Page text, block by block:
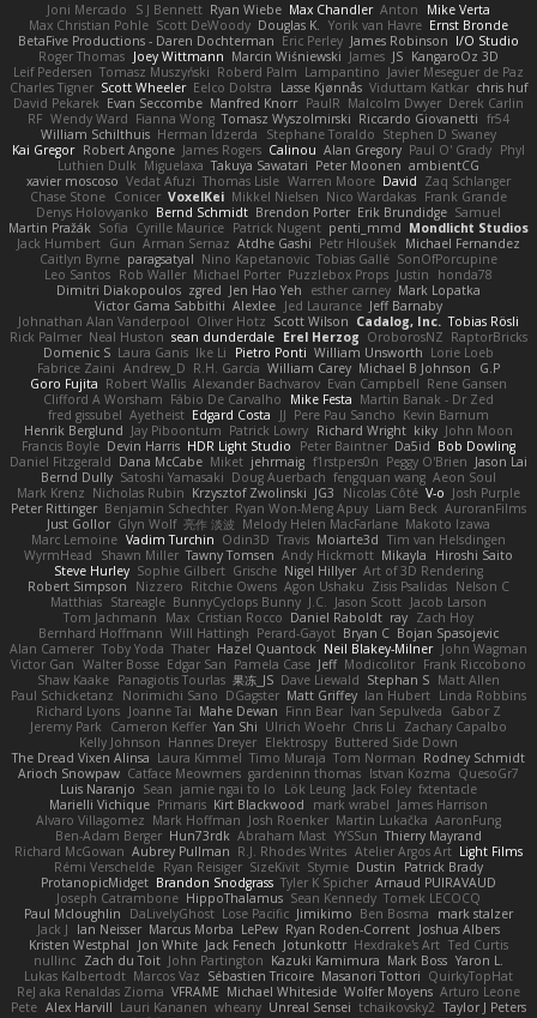
Joni Mercado S J Bennett Ryan Wiebe Max Chandler Anton
Mike Verta
Max Christian Pohle Scott DeWoody Douglas K. Yorik van Havre Ernst Bronde
BetaFive Productions - Daren Dochterman Eric Perley James Robinson I/O Studio
Roger Thomas Joey Wittmann Marcin Wiśniewski James JS KangaroOz 3D
Leif Pedersen Tomasz Muszyński Roberd Palm Lampantino Javier Meseguer de Paz
Charles Tigner Scott Wheeler Eelco Dolstra Lasse Kjønnås Viduttam Katkar chris huf
David Pekarek Evan Seccombe Manfred Knorr PaulR Malcolm Dwyer Derek Carlin
RF Wendy Ward Fianna Wong Tomasz Wyszolmirski Riccardo Giovanetti fr54
William Schilthuis Herman Idzerda Stephane Toraldo Stephen D Swaney
Kai Gregor Robert Angone James Rogers Calinou Alan Gregory Paul O' Grady Phyl
Luthien Dulk Miguelaxa Takuya Sawatari Peter Moonen ambientCG
xavier moscoso Vedat Afuzi Thomas Lisle Warren Moore David Zaq Schlanger
Chase Stone Conicer VoxelKei Mikkel Nielsen Nico Wardakas Frank Grande
Denys Holovyanko Bernd Schmidt Brendon Porter Erik Brundidge Samuel
Martin Pražák Sofia Cyrille Maurice Patrick Nugent penti_mmd Mondlicht Studios
Jack Humbert Gun Arman Sernaz Atdhe Gashi Petr Hloušek
Michael Fernandez
Caitlyn Byrne paragsatyal Nino Kapetanovic Tobias Gallé SonOfPorcupine
Leo Santos Rob Waller Michael Porter Puzzlebox Props Justin
honda78
Dimitri Diakopoulos zgred Jen Hao Yeh esther carney Mark Lopatka
Victor Gama Sabbithi Alexlee Jed Laurance Jeff Barnaby
Johnathan Alan Vanderpool Oliver Hotz Scott Wilson Cadalog, Inc. Tobias Rösli
Rick Palmer Neal Huston sean dunderdale Erel Herzog OroborosNZ RaptorBricks
Domenic S Laura Ganis Ike Li Pietro Ponti William Unsworth Lorie Loeb
Fabrice Zaini Andrew_D R.H. García William Carey Michael B Johnson
G.P
Goro Fujita Robert Wallis Alexander Bachvarov Evan Campbell Rene Gansen
Clifford A Worsham Fábio De Carvalho Mike Festa Martin Banak - Dr Zed
fred gissubel Ayetheist Edgard Costa JJ Pere Pau Sancho Kevin Barnum
Henrik Berglund Jay Piboontum Patrick Lowry Richard Wright kiky John Moon
Francis Boyle Devin Harris HDR Light Studio Peter Baintner Da5id Bob Dowling
Daniel Fitzgerald Dana McCabe Miket jehrmaig f1rstpers0n Peggy O'Brien Jason Lai
Bernd Dully Satoshi Yamasaki Doug Auerbach fengquan wang Aeon Soul
Mark Krenz Nicholas Rubin Krzysztof Zwolinski JG3 Nicolas Côté V-o Josh Purple
Peter Rittinger Benjamin Schechter Ryan Won-Meng Apuy Liam Beck AuroranFilms
Just Gollor Glyn Wolf 亮作 淡波 Melody Helen MacFarlane Makoto Izawa
Marc Lemoine Vadim Turchin Odin3D Travis Moiarte3d Tim van Helsdingen
WyrmHead
Shawn Miller Tawny Tomsen Andy Hickmott Mikayla
Hiroshi Saito
Steve Hurley Sophie Gilbert Grische Nigel Hillyer Art of 3D Rendering
Robert Simpson
Nizzero Ritchie Owens Agon Ushaku Zisis Psalidas Nelson C
Matthias Stareagle BunnyCyclops Bunny J.C. Jason Scott Jacob Larson
Tom Jachmann
Max Cristian Rocco Daniel Raboldt ray Zach Hoy
Bernhard Hoffmann Will Hattingh Perard-Gayot Bryan C Bojan Spasojevic
Alan Camerer Toby Yoda Thater Hazel Quantock Neil Blakey-Milner John Wagman
Victor Gan Walter Bosse Edgar San Pamela Case Jeff Modicolitor Frank Riccobono
Shaw Kaake Panagiotis Tourlas 果冻_JS Dave Liewald Stephan S Matt Allen
Paul Schicketanz
Norimichi Sano DGagster Matt Griffey Ian Hubert Linda Robbins
Richard Lyons Joanne Tai Mahe Dewan Finn Bear Ivan Sepulveda
Gabor Z
Jeremy Park
Cameron Keffer Yan Shi Ulrich Woehr Chris Li
Zachary Capalbo
Kelly Johnson Hannes Dreyer Elektrospy Buttered Side Down
The Dread Vixen Alinsa Laura Kimmel Timo Muraja Tom Norman Rodney Schmidt
Arioch Snowpaw Catface Meowmers gardeninn thomas Istvan Kozma QuesoGr7
Luis Naranjo Sean jamie ngai to lo Lök Leung Jack Foley fxtentacle
Marielli Vichique Primaris Kirt Blackwood mark wrabel James Harrison
Alvaro Villagomez Mark Hoffman Josh Roenker Martin Lukačka AaronFung
Ben-Adam Berger Hun73rdk Abraham Mast YYSSun Thierry Mayrand
Richard McGowan Aubrey Pullman R.J. Rhodes Writes Atelier Argos Art Light Films
Rémi Verschelde Ryan Reisiger SizeKivit Stymie Dustin
Patrick Brady
ProtanopicMidget Brandon Snodgrass Tyler K Spicher Arnaud PUIRAVAUD
Joseph Catrambone HippoThalamus Sean Kennedy Tomek LECOCQ
Paul Mcloughlin
DaLivelyGhost Lose Pacific Jimikimo Ben Bosma
mark stalzer
Jack J
Ian Neisser Marcus Morba LePew Ryan Roden-Corrent Joshua Albers
Kristen Westphal
Jon White Jack Fenech Jotunkottr Hexdrake's Art Ted Curtis
nullinc Zach du Toit John Partington Kazuki Kamimura Mark Boss Yaron L.
Lukas Kalbertodt Marcos Vaz Sébastien Tricoire Masanori Tottori QuirkyTopHat
ReJ aka Renaldas Zioma VFRAME Michael Whiteside Wolfer Moyens Arturo Leone
Pete Alex Harvill Lauri Kananen wheany Unreal Sensei tchaikovsky2 Taylor J Peters